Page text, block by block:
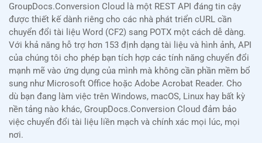
GroupDocs.Conversion Cloud là một REST API đáng tin cậy
được thiết kế dành riêng cho các nhà phát triển cURL cần
chuyển đổi tài liệu Word (CF2) sang POTX một cách dễ dàng.
Với khả năng hỗ trợ hơn 153 định dạng tài liệu và hình ảnh, API
của chúng tôi cho phép bạn tích hợp các tính năng chuyển đổi
mạnh mẽ vào ứng dụng của mình mà không cần phần mềm bổ
sung như Microsoft Office hoặc Adobe Acrobat Reader. Cho
dù bạn đang làm việc trên Windows, macOS, Linux hay bất kỳ
nền tảng nào khác, GroupDocs.Conversion Cloud đảm bảo
việc chuyển đổi tài liệu liền mạch và chính xác mọi lúc, mọi
nơi.